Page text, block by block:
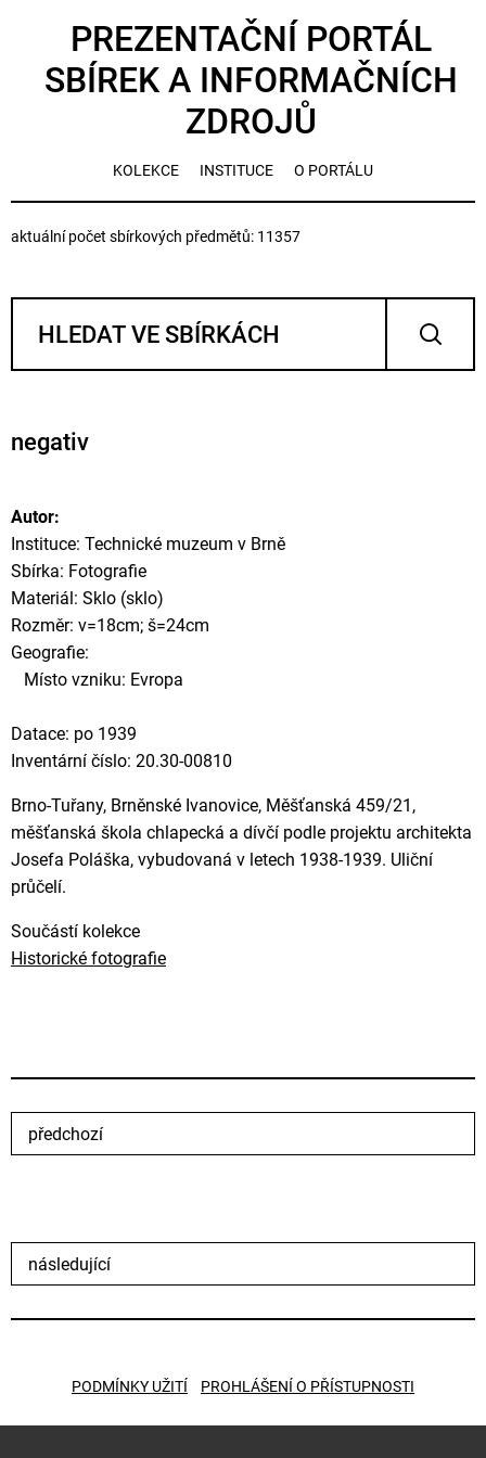
PREZENTAČNÍ PORTÁL
SBÍREK A INFORMAČNÍCH
ZDROJŮ
KOLEKCE INSTITUCE O PORTÁLU
aktuální počet sbírkových předmětů: 11357
negativ
Autor:
Instituce: Technické muzeum v Brně
Sbírka: Fotografie
Materiál: Sklo (sklo)
Rozměr: v=18cm; š=24cm
Geografie:
Místo vzniku: Evropa
Datace: po 1939
Inventární číslo: 20.30-00810
Brno-Tuřany, Brněnské Ivanovice, Měšťanská 459/21,
měšťanská škola chlapecká a dívčí podle projektu architekta
Josefa Poláška, vybudovaná v letech 1938-1939. Uliční
průčelí.
Součástí kolekce
Historické fotografie
předchozí
následující
PODMÍNKY UŽITÍ PROHLÁŠENÍ O PŘÍSTUPNOSTI